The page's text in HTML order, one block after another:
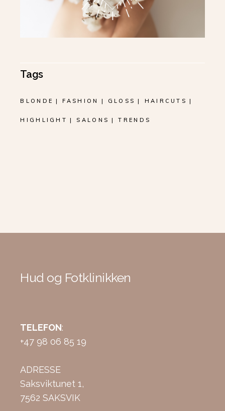
Tags
BLONDE FASHION GLOSS HAIRCUTS
HIGHLIGHT SALONS TRENDS
Hud og Fotklinikken
TELEFON:
+47 98 06 85 19
ADRESSE
Saksviktunet 1,
7562 SAKSVIK